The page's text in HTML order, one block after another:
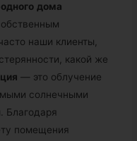
дома
наши клиенты,
какой же
— это облучение
солнечными
Благодаря
помещения